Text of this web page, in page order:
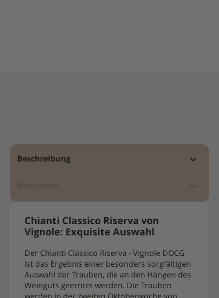
Beschreibung
Chianti Classico Riserva von
Vignole: Exquisite Auswahl
Der Chianti Classico Riserva - Vignole DOCG
ist das Ergebnis einer besonders sorgfältigen
Auswahl der Trauben, die an den Hängen des
Weinguts geerntet werden. Die Trauben